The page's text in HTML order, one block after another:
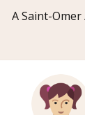
A Saint-